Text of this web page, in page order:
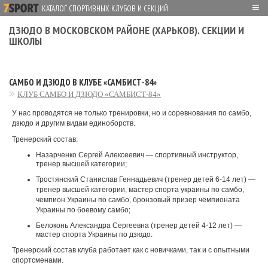
КАТАЛОГ СПОРТИВНЫХ КЛУБОВ И СЕКЦИЙ ≡
ДЗЮДО В МОСКОВСКОМ РАЙОНЕ (ХАРЬКОВ). СЕКЦИИ И
ШКОЛЫ
САМБО И ДЗЮДО В КЛУБЕ «САМБИСТ-84»
КЛУБ САМБО И ДЗЮДО «САМБИСТ-84»
У нас проводятся не только тренировки, но и соревнования по самбо,
дзюдо и другим видам единоборств.
Тренерский состав:
Назарченко Сергей Алексеевич — спортивный инструктор,
тренер высшей категории;
Тростянский Станислав Геннадьевич (тренер детей 6-14 лет) —
тренер высшей категории, мастер спорта украины по самбо,
чемпион Украины по самбо, бронзовый призер чемпионата
Украины по боевому самбо;
Белоконь Александра Сергеевна (тренер детей 4-12 лет) —
мастер спорта Украины по дзюдо.
Тренерский состав клуба работает как с новичками, так и с опытными
спортсменами.